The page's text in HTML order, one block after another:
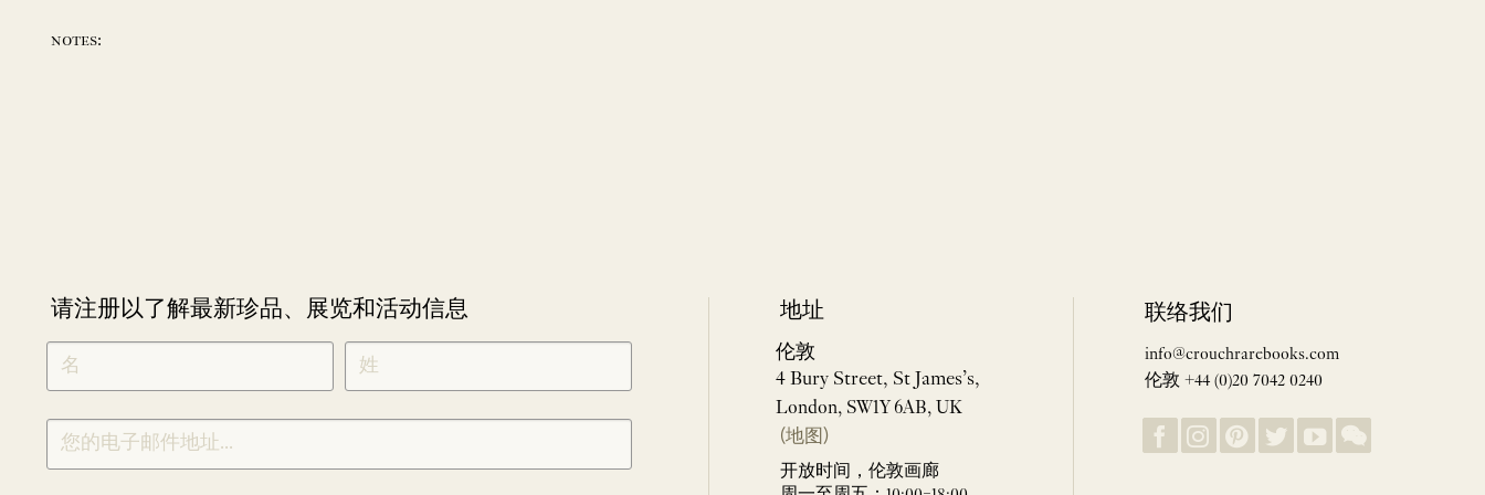
notes:
请注册以了解最新珍品、展览和活动信息
NEWLETTER
SIGNUP
CHINESE
地址
伦敦
4 Bury Street, St James’s,
London, SW1Y 6AB, UK
(地图)
开放时间，伦敦画廊
联络我们
info@crouchrarebooks.com
伦敦 +44 (0)20 7042 0240